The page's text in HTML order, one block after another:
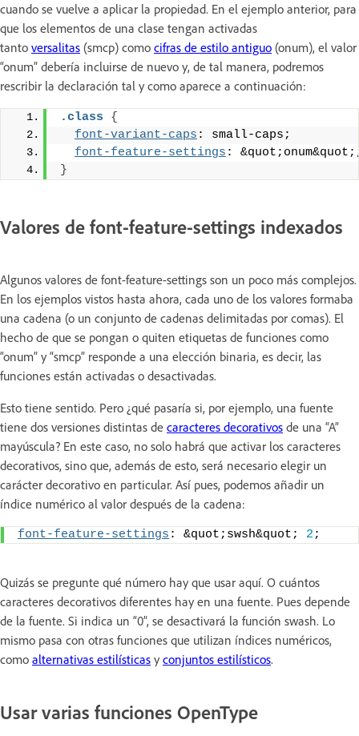
cuando se vuelve a aplicar la propiedad. En el ejemplo anterior, para
que los elementos de una clase tengan activadas
tanto versalitas (smcp) como cifras de estilo antiguo (onum), el valor
“onum” debería incluirse de nuevo y, de tal manera, podremos
rescribir la declaración tal y como aparece a continuación:
.class
{
font-variant-caps : small-caps;
font-feature-settings :
}
Valores de font-feature-settings indexados
Algunos valores de font-feature-settings son un poco más complejos.
En los ejemplos vistos hasta ahora, cada uno de los valores formaba
una cadena (o un conjunto de cadenas delimitadas por comas). El
hecho de que se pongan o quiten etiquetas de funciones como
“onum” y “smcp” responde a una elección binaria, es decir, las
funciones están activadas o desactivadas.
Esto tiene sentido. Pero ¿qué pasaría si, por ejemplo, una fuente
tiene dos versiones distintas de caracteres decorativos de una “A”
mayúscula? En este caso, no solo habrá que activar los caracteres
decorativos, sino que, además de esto, será necesario elegir un
carácter decorativo en particular. Así pues, podemos añadir un
índice numérico al valor después de la cadena:
font-feature-settings : &quot;swsh&quot; 2 ;
Quizás se pregunte qué número hay que usar aquí. O cuántos
caracteres decorativos diferentes hay en una fuente. Pues depende
de la fuente. Si indica un “0”, se desactivará la función swash. Lo
mismo pasa con otras funciones que utilizan índices numéricos,
como alternativas estilísticas y conjuntos estilísticos.
Usar varias funciones OpenType